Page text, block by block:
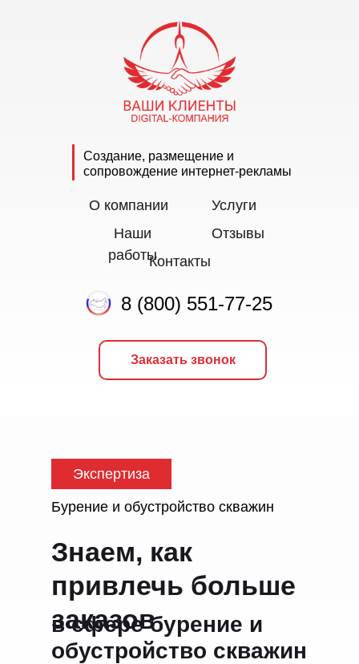
Заказать звонок
Создание, размещение и
сопровождение интернет-рекламы
О компании
Наши
работы
Отзывы
Услуги
Контакты
8 (800) 551-77-25
в сфере бурение и
обустройство скважин
Экспертиза
Бурение и обустройство скважин
Знаем, как
привлечь больше
заказов